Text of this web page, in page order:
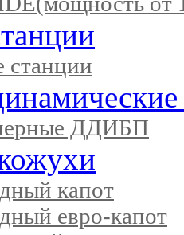
станции
ДДИБП
капот
евро-капот